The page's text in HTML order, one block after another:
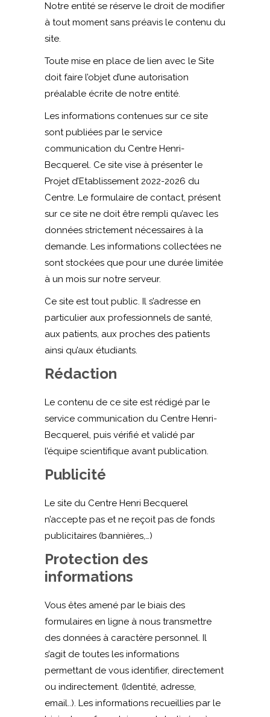
Notre entité se réserve le droit de modifier
à tout moment sans préavis le contenu du
site.
Toute mise en place de lien avec le Site
doit faire l’objet d’une autorisation
préalable écrite de notre entité.
Les informations contenues sur ce site
sont publiées par le service
communication du Centre Henri-
Becquerel. Ce site vise à présenter le
Projet d’Etablissement 2022-2026 du
Centre. Le formulaire de contact, présent
sur ce site ne doit être rempli qu’avec les
données strictement nécessaires à la
demande. Les informations collectées ne
sont stockées que pour une durée limitée
à un mois sur notre serveur.
Ce site est tout public. Il s’adresse en
particulier aux professionnels de santé,
aux patients, aux proches des patients
ainsi qu’aux étudiants.
Rédaction
Le contenu de ce site est rédigé par le
service communication du Centre Henri-
Becquerel, puis vérifié et validé par
l’équipe scientifique avant publication.
Publicité
Le site du Centre Henri Becquerel
n’accepte pas et ne reçoit pas de fonds
publicitaires (bannières,…)
Protection des
informations
Vous êtes amené par le biais des
formulaires en ligne à nous transmettre
des données à caractère personnel. Il
s’agit de toutes les informations
permettant de vous identifier, directement
ou indirectement. (Identité, adresse,
email..). Les informations recueillies par le